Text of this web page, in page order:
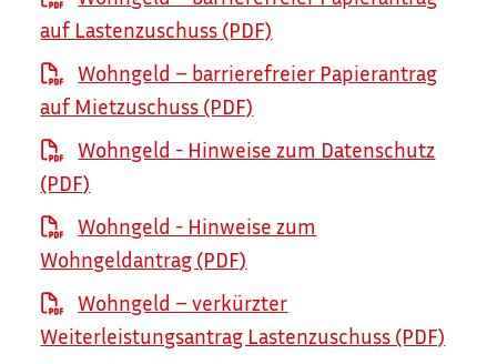
auf Lastenzuschuss (PDF)
Wohngeld – barrierefreier Papierantrag
auf Mietzuschuss (PDF)
Wohngeld - Hinweise zum Datenschutz
(PDF)
Wohngeld - Hinweise zum
Wohngeldantrag (PDF)
Wohngeld – verkürzter
Weiterleistungsantrag Lastenzuschuss (PDF)